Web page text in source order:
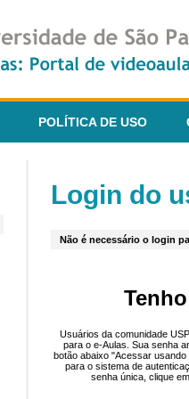
POLÍTICA DE USO
Login do
Não é necessário o login
Usuários da comunidade
para o e-Aulas. Sua senha
botão abaixo "Acessar
para o sistema de
senha única, clique